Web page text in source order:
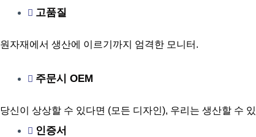
고품질
원자재에서 생산에 이르기까지 엄격한 모니터.
주문시 OEM
당신이 상상할 수 있다면 (모든 디자인), 우리는 생산할 수
인증서